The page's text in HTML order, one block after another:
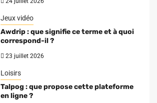
Jeux vidéo
Awdrip : que signifie ce terme et à quoi
correspond-il ?
23 juillet 2026
Loisirs
Talpog : que propose cette plateforme
en ligne ?